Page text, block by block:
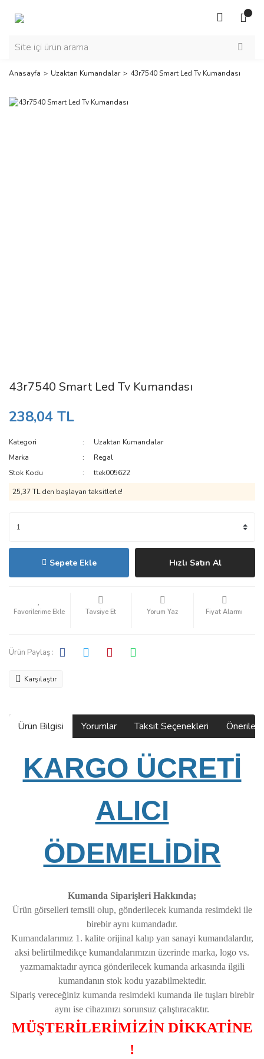
Anasayfa Uzaktan Kumandalar 43r7540 Smart Led Tv Kumandası
43r7540 Smart Led Tv Kumandası
238,04 TL
Kategori
Uzaktan Kumandalar
Marka
Regal
Stok Kodu
ttek005622
25,37 TL den başlayan taksitlerle!
Sepete Ekle Hızlı Satın Al
Tavsiye Et Yorum Yaz Fiyat Alarmı
Ürün Paylaş :
Karşılaştır
Ürün Bilgisi Yorumlar Taksit Seçenekleri
KARGO ÜCRETİ
ALICI
ÖDEMELİDİR
Kumanda Siparişleri Hakkında;
Ürün görselleri temsili olup, gönderilecek kumanda resimdeki ile
birebir aynı kumandadır.
Kumandalarımız 1. kalite orijinal kalıp yan sanayi kumandalardır,
aksi belirtilmedikçe kumandalarımızın üzerinde marka, logo vs.
yazmamaktadır ayrıca gönderilecek kumanda arkasında ilgili
kumandanın stok kodu yazabilmektedir.
Sipariş vereceğiniz kumanda resimdeki kumanda ile tuşları birebir
aynı ise cihazınızı sorunsuz çalıştıracaktır.
MÜŞTERİLERİMİZİN DİKKATİNE
!